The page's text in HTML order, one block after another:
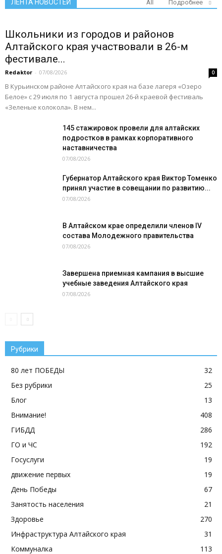
ЛЕНТА НОВОСТЕЙ All Подробнее
Школьники из городов и районов
Алтайского края участвовали в 26-м
фестивале...
Redaktor - 07/08/2026 0
В Курьинском районе Алтайского края на базе лагеря «Озеро
Белое» с 29 июля по 1 августа прошел 26‑й краевой фестиваль
«Зеленые колокола». В нем...
145 стажировок провели для алтайских
подростков в рамках корпоративного
наставничества
07/08/2026
Губернатор Алтайского края Виктор Томенко
принял участие в совещании по развитию...
07/08/2026
В Алтайском крае определили членов IV
состава Молодежного правительства
07/08/2026
Завершена приемная кампания в высшие
учебные заведения Алтайского края
07/08/2026
Рубрики
80 лет ПОБЕДЫ
32
Без рубрики
25
Блог
13
Внимание!
408
ГИБДД
286
ГО и ЧС
192
Госуслуги
19
движение первых
19
День Победы
67
Занятость населения
21
Здоровье
270
Инфраструктура Алтайского края
31
Коммуналка
113